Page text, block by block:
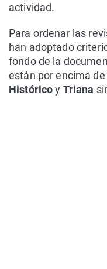
actividad.
Para ordenar las
han adoptado
fondo de la
están por encima
Históricoy Triana